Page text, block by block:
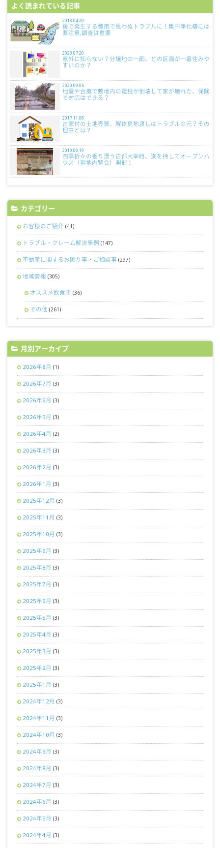
よく読まれている記事
2018.04.20
後で発生する費用で思わぬトラブルに！集中浄化槽には
要注意,調査は重要
2023.07.20
意外に知らない？分譲地の一画、どの区画が一番住みや
すいのか？
2020.09.05
地震や台風で敷地内の電柱が倒壊して家が壊れた、保険
で対応はできる？
2017.11.08
古家付の土地売買、解体更地渡しはトラブルの元？その
理由とは？
2019.09.19
四季折々の香り漂う古都大宰府、満を持してオープンハ
ウス（現地内覧会）開催！
カテゴリー
お客様のご紹介 (41)
トラブル・クレーム解決事例 (147)
不動産に関するお困り事・ご相談事 (297)
地域情報 (305)
オススメ飲食店 (36)
その他 (261)
月別アーカイブ
2026年8月 (1)
2026年7月 (3)
2026年6月 (3)
2026年5月 (3)
2026年4月 (2)
2026年3月 (3)
2026年2月 (3)
2026年1月 (3)
2025年12月 (3)
2025年11月 (3)
2025年10月 (3)
2025年9月 (3)
2025年8月 (3)
2025年7月 (3)
2025年6月 (3)
2025年5月 (3)
2025年4月 (3)
2025年3月 (3)
2025年2月 (3)
2025年1月 (3)
2024年12月 (3)
2024年11月 (3)
2024年10月 (3)
2024年9月 (3)
2024年8月 (3)
2024年7月 (3)
2024年6月 (3)
2024年5月 (3)
2024年4月 (3)